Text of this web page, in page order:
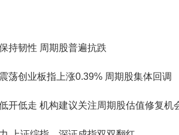
持韧性 周期股普遍抗跌
荡创业板指上涨0.39% 周期股集体回调
开低走 机构建议关注周期股估值修复